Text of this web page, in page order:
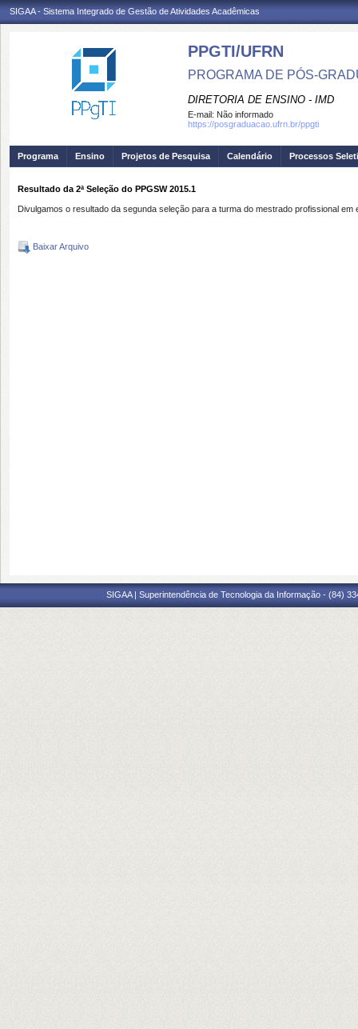
SIGAA - Sistema Integrado de Gestão de Atividades Acadêmicas
PPGTI/UFRN
PROGRAMA DE PÓS-
DIRETORIA DE ENSINO - IMD
E-mail: Não informado
https://posgraduacao.ufrn.br/ppgti
Programa Ensino Projetos de Pesquisa Calendário Processos
Resultado da 2ª Seleção do PPGSW 2015.1
Divulgamos o resultado da segunda seleção para a turma do mestrado profissional
Baixar Arquivo
SIGAA | Superintendência de Tecnologia da Informação - (84)